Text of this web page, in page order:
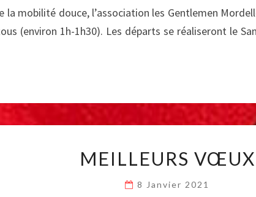
AU
MAI
la mobilité douce, l’association les Gentlemen
(environ 1h-1h30). Les départs se réaliseront le
VŒUX
MEILLEURS VŒUX
8 Janvier 2021